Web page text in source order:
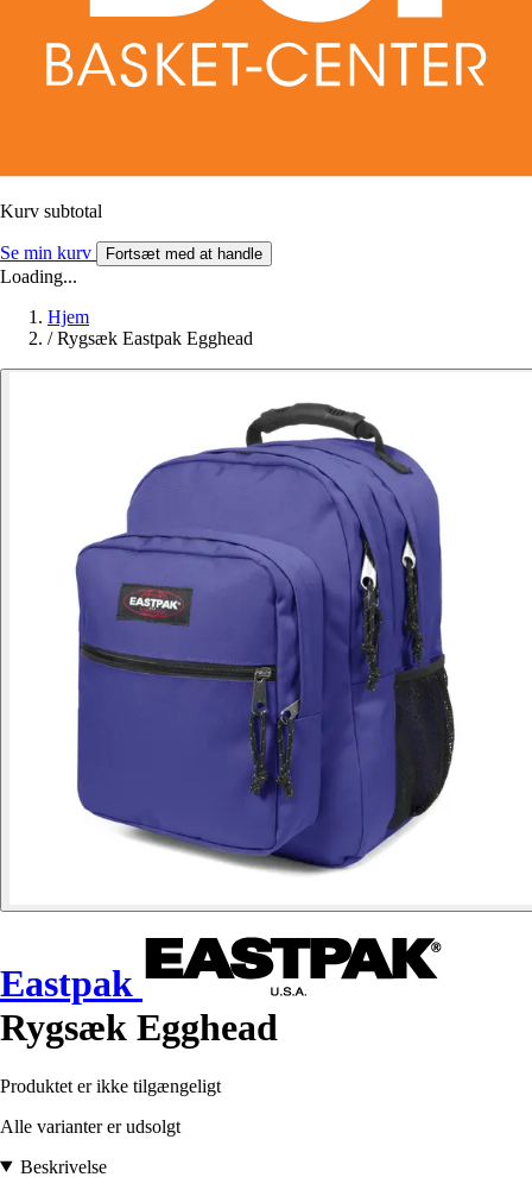
Kurv subtotal
Se min kurv Fortsæt med at handle
Loading...
Hjem
/ Rygsæk Eastpak Egghead
Eastpak
Rygsæk Egghead
Produktet er ikke tilgængeligt
Alle varianter er udsolgt
Beskrivelse